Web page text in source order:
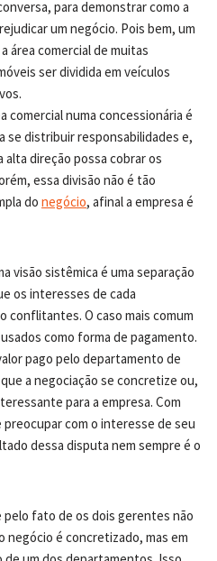
para demonstrar como a
um negócio. Pois bem, um
área comercial de muitas
ser dividida em veículos
comercial numa concessionária é
se distribuir responsabilidades e,
direção possa cobrar os
essa divisão não é tão
do negócio, afinal a empresa é
visão sistêmica é uma separação
os interesses de cada
conflitantes. O caso mais comum
como forma de pagamento.
pago pelo departamento de
a negociação se concretize ou,
para a empresa. Com
com o interesse de seu
dessa disputa nem sempre é o
pelo fato de os dois gerentes não
negócio é concretizado, mas em